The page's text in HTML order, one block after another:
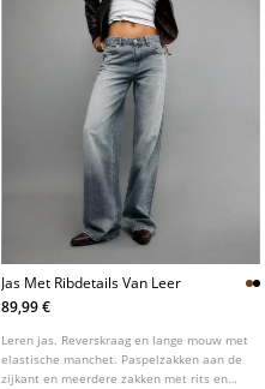
Jas Met Ribdetails Van Leer
89,99 €
Leren jas. Reverskraag en lange mouw met
elastische manchet. Paspelzakken aan de
zijkant en meerdere zakken met rits en